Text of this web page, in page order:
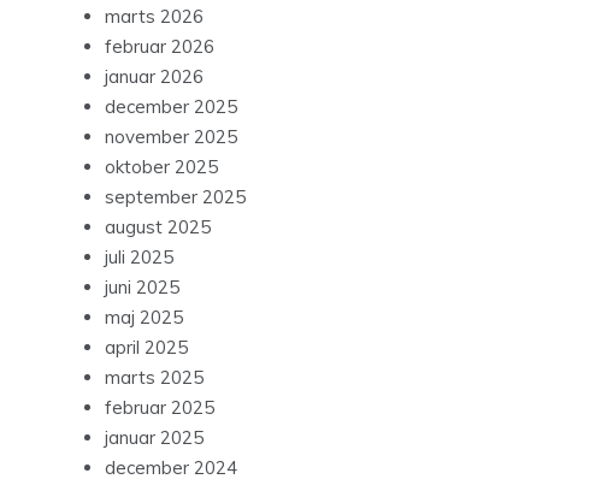
marts 2026
februar 2026
januar 2026
december 2025
november 2025
oktober 2025
september 2025
august 2025
juli 2025
juni 2025
maj 2025
april 2025
marts 2025
februar 2025
januar 2025
december 2024